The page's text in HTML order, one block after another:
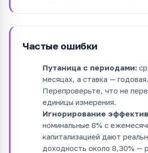
Частые ошибки
Путаница с периодами:
месяцах, а ставка — годовая.
Перепроверьте, что не
единицы измерения.
Игнорирование
номинальные 8% с
капитализацией дают
доходность около 8,30% —